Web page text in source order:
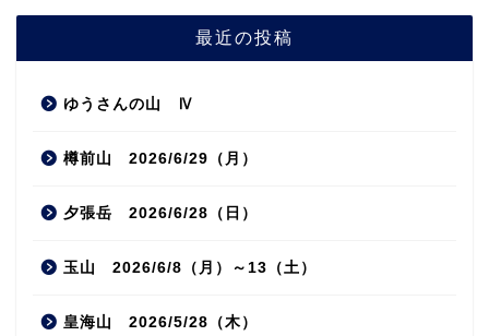
最近の投稿
ゆうさんの山 Ⅳ
樽前山 2026/6/29（月）
夕張岳 2026/6/28（日）
玉山 2026/6/8（月）～13（土）
皇海山 2026/5/28（木）